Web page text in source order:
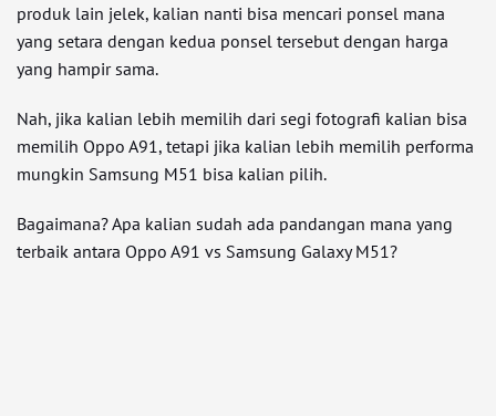
produk lain jelek, kalian nanti bisa mencari ponsel mana
yang setara dengan kedua ponsel tersebut dengan harga
yang hampir sama.
Nah, jika kalian lebih memilih dari segi fotografi kalian bisa
memilih Oppo A91, tetapi jika kalian lebih memilih performa
mungkin Samsung M51 bisa kalian pilih.
Bagaimana? Apa kalian sudah ada pandangan mana yang
terbaik antara Oppo A91 vs Samsung Galaxy M51?